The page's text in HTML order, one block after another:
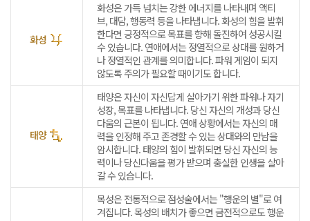
화성
화성은 가득 넘치는 강한 에너지를 나타내며 액티
브, 대담, 행동력 등을 나타냅니다. 화성의 힘을 발휘
한다면 긍정적으로 목표를 향해 돌진하여 성공시킬
수 있습니다. 연애에서는 정열적으로 상대를 원하거
나 정열적인 관계를 의미합니다. 파워 게임이 되지
않도록 주의가 필요할 때이기도 합니다.
태양
태양은 자신이 자신답게 살아가기 위한 파워나 자기
성장, 목표를 나타냅니다. 당신 자신의 개성과 당신
다움의 근본이 됩니다. 연애 상황에서는 자신의 매
력을 인정해 주고 존경할 수 있는 상대와의 만남을
암시합니다. 태양의 힘이 발휘되면 당신 자신의 능
력이나 당신다움을 평가 받으며 충실한 인생을 살아
갈 수 있습니다.
목성은 전통적으로 점성술에서는 "행운의 별"로 여
겨집니다. 목성의 배치가 좋으면 금전적으로도 행운